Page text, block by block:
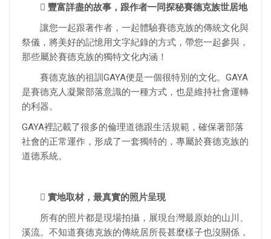
 豐富詳盡的故事，跟作者一同探秘賽德克族世居地
讓您一起跟著作者，一起體驗賽德克族的傳統文化與
祭儀，將美好的記憶用文字紀錄的方式，帶您一起參與，
那些屬於賽德克族的獨特文化內涵！
賽德克族的祖訓GAYA便是一個很特別的文化。GAYA
是賽德克人凝聚部落意識的一種方式，也是維持社會運轉
的利器。
GAYA裡記載了很多的倫理道德跟生活規範，確保著部落
社會的正常運作，形成了一套獨特的，專屬於賽德克族的
道德系統。
 實地取材，最真實的照片呈現
所有的照片都是現場拍攝，展現台灣最原始的山川、
溪流。不知道賽德克族的傳統居所長甚麼樣子也沒關係，